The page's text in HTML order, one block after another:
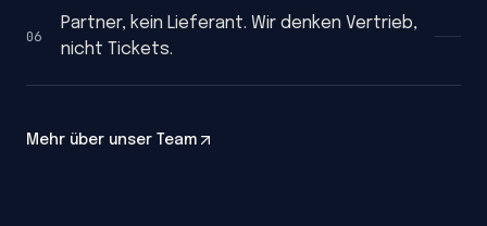
06
Partner, kein Lieferant. Wir denken Vertrieb,
nicht Tickets.
Mehr über unser Team